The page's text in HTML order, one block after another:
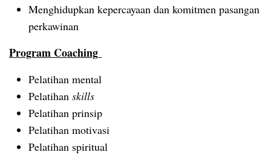
Menghidupkan kepercayaan dan komitmen pasangan
perkawinan
Program Coaching
Pelatihan mental
Pelatihan skills
Pelatihan prinsip
Pelatihan motivasi
Pelatihan spiritual